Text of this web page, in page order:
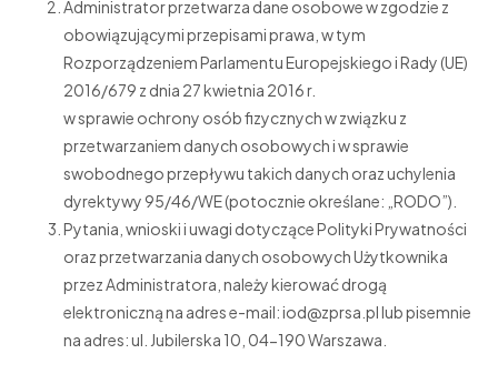
Administrator przetwarza dane osobowe w zgodzie z
obowiązującymi przepisami prawa, w tym
Rozporządzeniem Parlamentu Europejskiego i Rady (UE)
2016/679 z dnia 27 kwietnia 2016 r.
w sprawie ochrony osób fizycznych w związku z
przetwarzaniem danych osobowych i w sprawie
swobodnego przepływu takich danych oraz uchylenia
dyrektywy 95/46/WE (potocznie określane: „RODO”).
Pytania, wnioski i uwagi dotyczące Polityki Prywatności
oraz przetwarzania danych osobowych Użytkownika
przez Administratora, należy kierować drogą
elektroniczną na adres e-mail: iod@zprsa.pl lub pisemnie
na adres: ul. Jubilerska 10, 04-190 Warszawa.